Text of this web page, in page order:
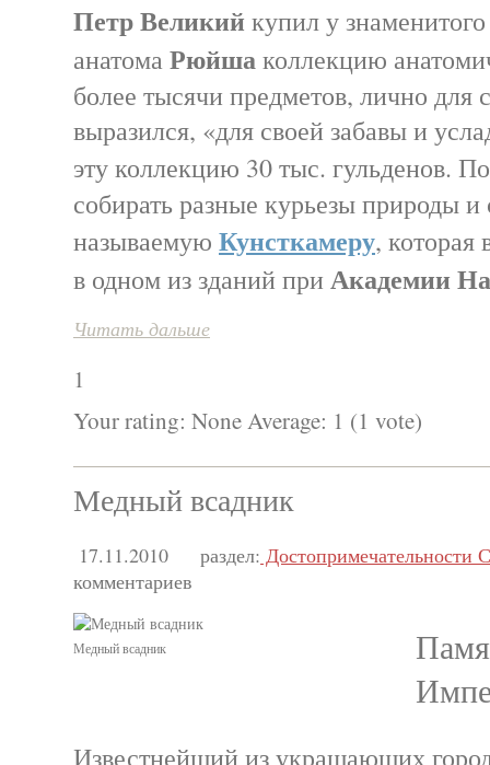
Петр Великий купил у
анатомаРюйшаколлекцию
более тысячи предметов, лично для
выразился, «для своей забавы и
эту коллекцию 30 тыс. гульденов.
собирать разные курьезы природы и
называемую Кунсткамеру, которая
в одном из зданий при Академии
Читать дальше
1
Your rating: NoneAverage: 1 (1 vote)
Медный всадник
17.11.2010 раздел: Достопримечательности
комментариев
Медный всадник
Известнейший из украшающих